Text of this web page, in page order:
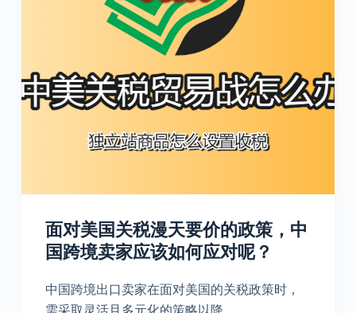
面对美国关税漫天要价的政策，中
国跨境卖家应该如何应对呢？
中国跨境出口卖家在面对美国的关税政策时，